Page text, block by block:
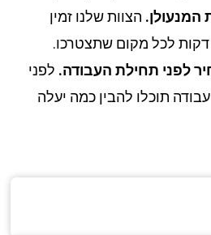
הצוות שלנו זמין
תחילת העבודה.לפני
תוכלו להבין כמה יעלה